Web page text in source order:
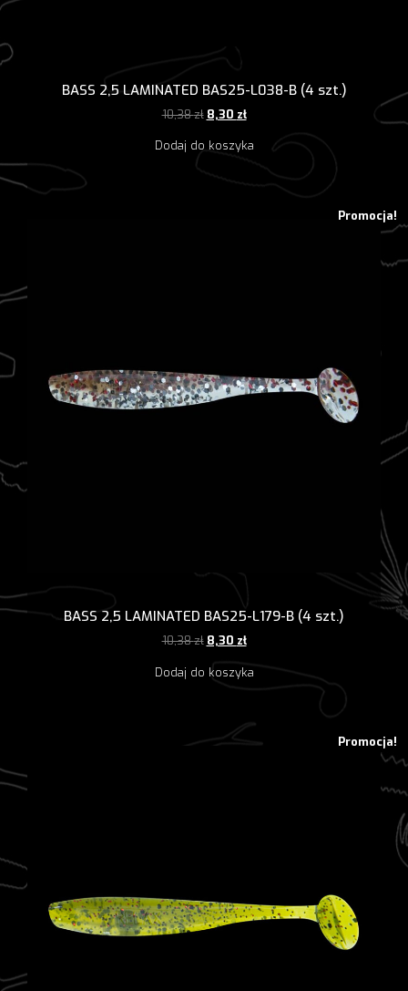
BASS 2,5 LAMINATED BAS25-L038-B (4 szt.)
10,38zł Pierwotna
wynosiła:
8,30 złAktualna
wynosi:
Dodaj do koszyka
Promocja!
BASS 2,5 LAMINATED BAS25-L179-B (4 szt.)
10,38zł Pierwotna
wynosiła:
8,30 złAktualna
wynosi:
Dodaj do koszyka
Promocja!